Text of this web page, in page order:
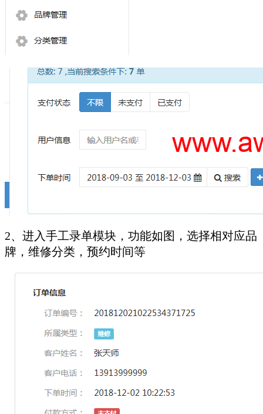
2、进入手工录单模块，功能如图，选择相对应品
牌，维修分类，预约时间等